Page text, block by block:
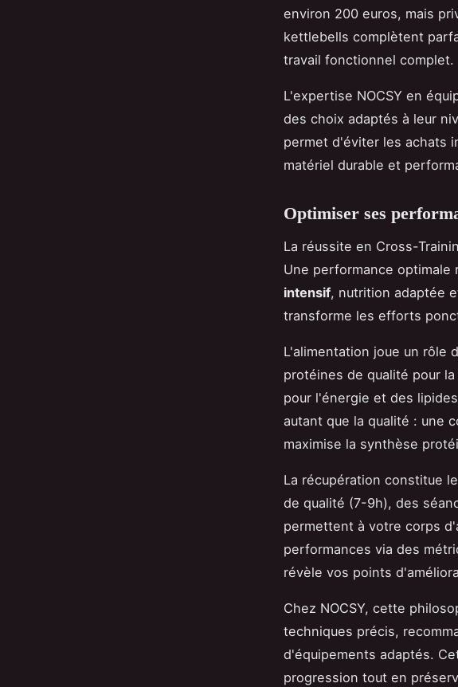
environ 200 euros, mais
kettlebells complètent
travail fonctionnel complet.
L'expertise NOCSY en
des choix adaptés à leur
permet d'éviter les achats
matériel durable et
Optimiser ses
La réussite en Cross-
Une performance
intensif, nutrition adaptée
transforme les efforts
L'alimentation joue un rôle
protéines de qualité pour
pour l'énergie et des
autant que la qualité : une
maximise la synthèse
La récupération constitue
de qualité (7-9h), des
permettent à votre corps
performances via des
révèle vos points
Chez NOCSY, cette
techniques précis,
d'équipements adaptés.
progression tout en